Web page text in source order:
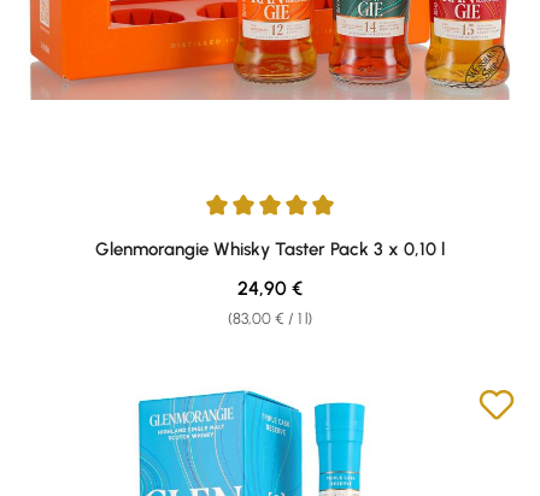
Average rating of 5 out of 5 stars
Glenmorangie Whisky Taster Pack 3 x 0,10 l
(83,00 € / 1 l)
Regular price:
24,90 €